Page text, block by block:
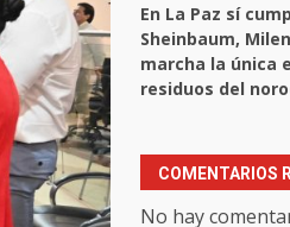
En La Paz sí
Sheinbaum,
marcha la única
residuos del
COMENTARIOS
No hay